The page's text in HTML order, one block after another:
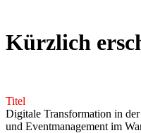
Kürzlich
Titel
Digitale Transformation in
und Eventmanagement im